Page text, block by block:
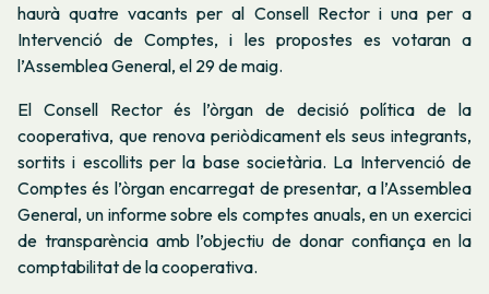
haurà quatre vacants per al Consell Rector i una per a
Intervenció de Comptes, i les propostes es votaran a
l’Assemblea General, el 29 de maig.
El Consell Rector és l’òrgan de decisió política de la
cooperativa, que renova periòdicament els seus integrants,
sortits i escollits per la base societària. La Intervenció de
Comptes és l’òrgan encarregat de presentar, a l’Assemblea
General, un informe sobre els comptes anuals, en un exercici
de transparència amb l’objectiu de donar confiança en la
comptabilitat de la cooperativa.